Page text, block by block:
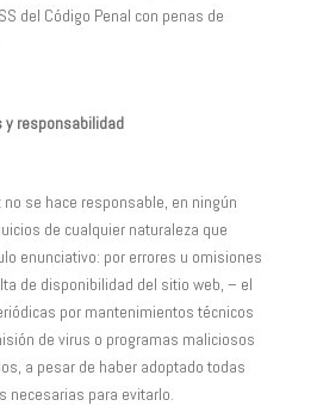
del Código Penal con penas de
y responsabilidad
no se hace responsable, en ningún
de cualquier naturaleza que
enunciativo: por errores u omisiones
de disponibilidad del sitio web, – el
por mantenimientos técnicos
de virus o programas maliciosos
a pesar de haber adoptado todas
necesarias para evitarlo.